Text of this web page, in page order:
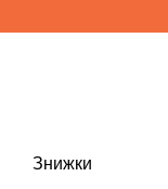
Безкоштовна
Знижки